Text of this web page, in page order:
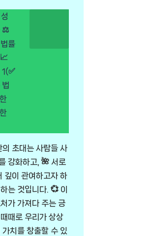
⚖️
률
의 초대는 사람들 사
강화하고, 🌺 서로
깊이 관여하고자 하
는 것입니다. 💞 이
가 가져다 주는 긍
때로 우리가 상상
치를 창출할 수 있